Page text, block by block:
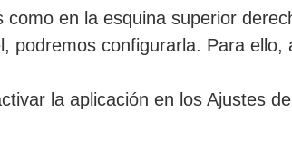
en la esquina superior
podremos configurarla. Para
la aplicación en los Ajustes